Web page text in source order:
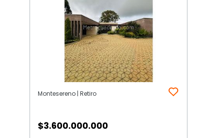
Montesereno | Retiro
$3.600.000.000